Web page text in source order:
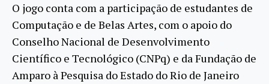
O jogo conta com a participação de estudantes de
Computação e de Belas Artes, com o apoio do
Conselho Nacional de Desenvolvimento
Científico e Tecnológico (CNPq) e da Fundação de
Amparo à Pesquisa do Estado do Rio de Janeiro